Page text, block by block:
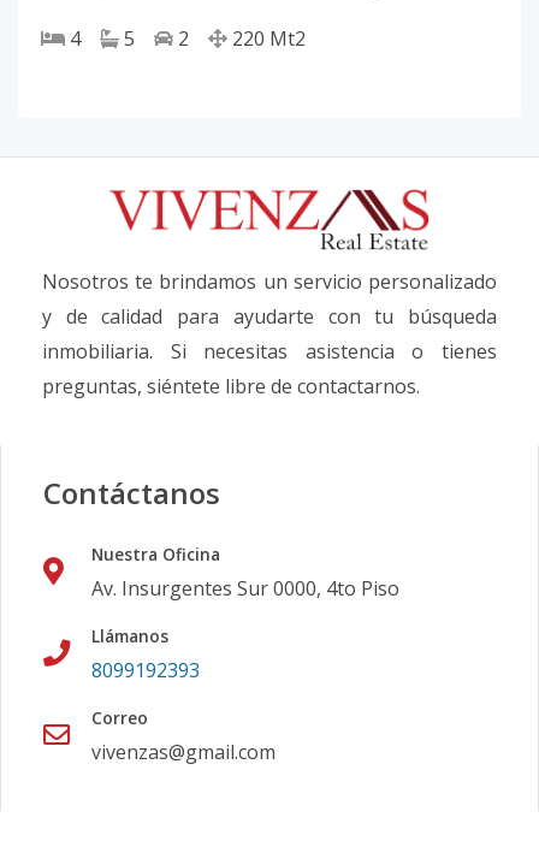
4 5 2 220 Mt2
Nosotros te brindamos un servicio personalizado
y de calidad para ayudarte con tu búsqueda
inmobiliaria. Si necesitas asistencia o tienes
preguntas, siéntete libre de contactarnos.
Contáctanos
Nuestra Oficina
Av. Insurgentes Sur 0000, 4to Piso
Llámanos
8099192393
Correo
vivenzas@gmail.com